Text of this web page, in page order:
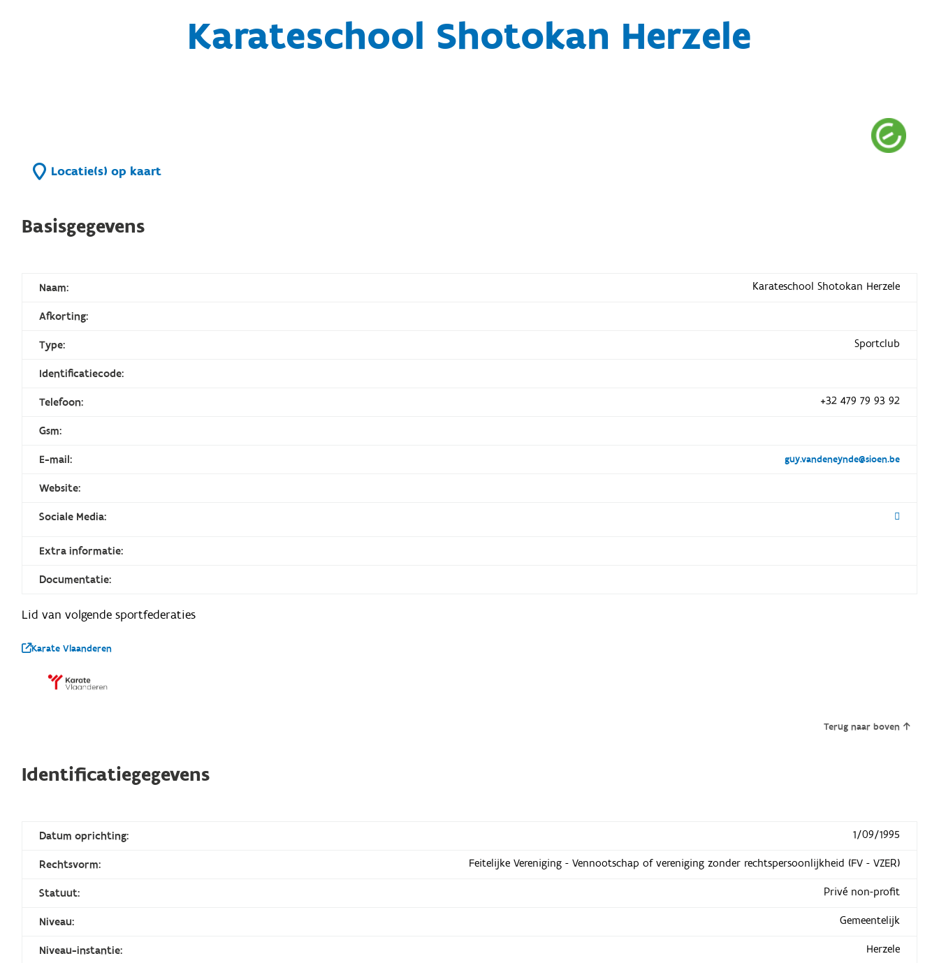
Karateschool Shotokan Herzele
Locatie(s) op kaart
Basisgegevens
Naam: Karateschool Shotokan Herzele
Afkorting:
Type: Sportclub
Identificatiecode:
Telefoon: +32 479 79 93 92
Gsm:
E-mail: guy.vandeneynde@sioen.be
Website:
Sociale Media:
Extra informatie:
Documentatie:
Lid van volgende sportfederaties
Karate Vlaanderen
Terug naar boven
Identificatiegegevens
Datum oprichting: 1/09/1995
Rechtsvorm: Feitelijke Vereniging - Vennootschap of vereniging zonder rechtspersoonlijkheid (FV - VZER)
Statuut: Privé non-profit
Niveau: Gemeentelijk
Niveau-instantie: Herzele